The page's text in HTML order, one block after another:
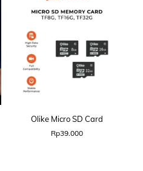
Olike Micro SD Card
Rp39.000